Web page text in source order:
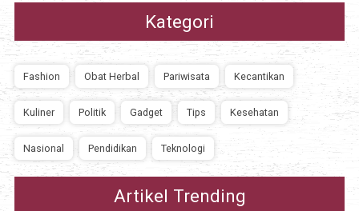
Kategori
Fashion Obat Herbal Pariwisata Kecantikan
Kuliner Politik Gadget Tips Kesehatan
Nasional Pendidikan Teknologi
Artikel Trending